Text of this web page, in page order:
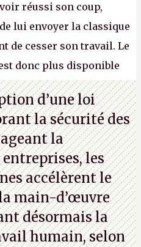
réussi son coup,
lui envoyer la classique
de cesser son travail. Le
donc plus disponible
encore en voir
YouTube.A.
d’une loi
la sécurité des
la
les
accélèrent le
main-d’œuvre
désormais la
humain, selon